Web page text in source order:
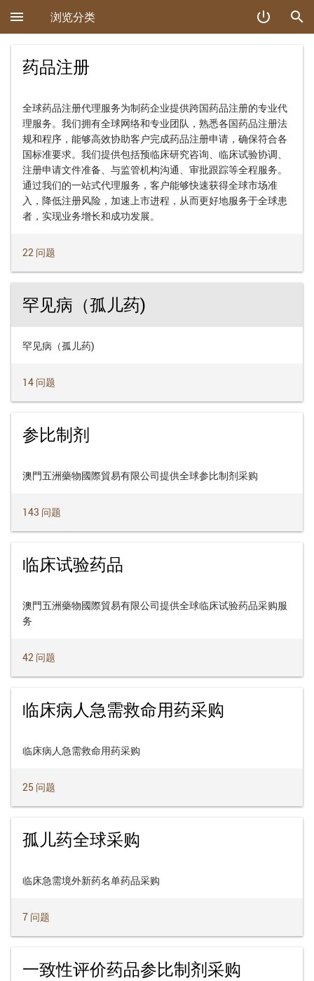
menu 浏览分类 power_settings_new search
药品注册
22 问题
全球药品注册代理服务为制药企业提供跨国药品注册的专业代
理服务。我们拥有全球网络和专业团队，熟悉各国药品注册法
规和程序，能够高效协助客户完成药品注册申请，确保符合各
国标准要求。我们提供包括预临床研究咨询、临床试验协调、
注册申请文件准备、与监管机构沟通、审批跟踪等全程服务。
通过我们的一站式代理服务，客户能够快速获得全球市场准
入，降低注册风险，加速上市进程，从而更好地服务于全球患
者，实现业务增长和成功发展。
罕见病（孤儿药)
14 问题
罕见病（孤儿药)
参比制剂
143 问题
澳門五洲藥物國際貿易有限公司提供全球参比制剂采购
临床试验药品
42 问题
澳門五洲藥物國際貿易有限公司提供全球临床试验药品采购服
务
临床病人急需救命用药采购
25 问题
临床病人急需救命用药采购
孤儿药全球采购
7 问题
临床急需境外新药名单药品采购
一致性评价药品参比制剂采购